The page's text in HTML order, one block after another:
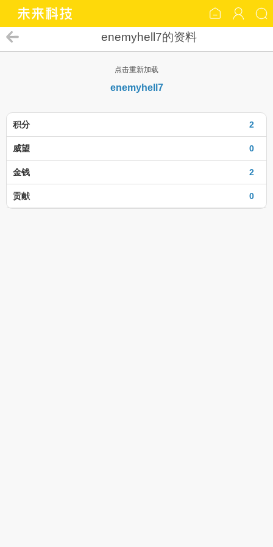
enemyhell7的资料
点击重新加载
enemyhell7
2
积分
0
威望
2
金钱
0
贡献